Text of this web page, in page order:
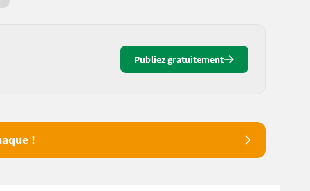
Publiez gratuitement
!